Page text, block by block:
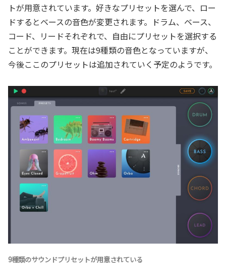
トが用意されています。好きなプリセットを選んで、ロー
ドするとベースの音色が変更されます。ドラム、ベース、
コード、リードそれぞれで、自由にプリセットを選択する
ことができます。現在は9種類の音色となっていますが、
今後ここのプリセットは追加されていく予定のようです。
9種類のサウンドプリセットが用意されている